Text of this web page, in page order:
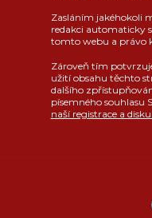
Zasláním jakéhokoli
redakci automaticky
tomto webu a právo
Zároveň tím
užití obsahu těchto
dalšího
písemného souhlasu
naší registrace a